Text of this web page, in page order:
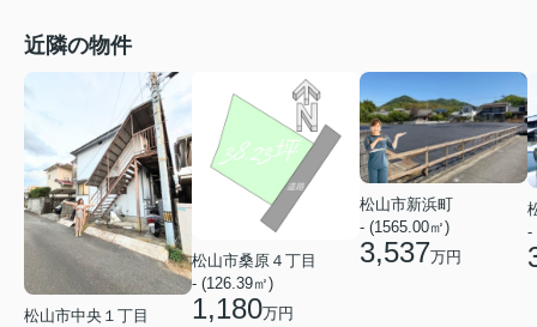
近隣の物件
松山市中央１丁目
松山市桑原４丁目
- (126.39㎡)
1,180万円
松山市新浜町
- (1565.00㎡)
3,537万円
-